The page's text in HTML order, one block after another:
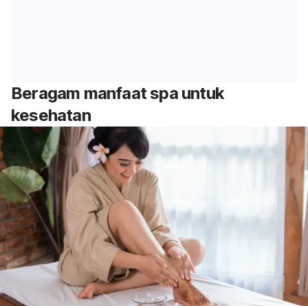
Beragam manfaat spa untuk
kesehatan